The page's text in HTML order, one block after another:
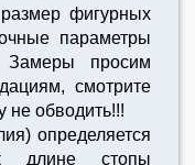
фигурных
параметры
просим
смотрите
не обводить!!!
определяется
длине стопы